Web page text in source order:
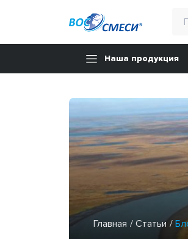
Наша продукция
Главная Статьи